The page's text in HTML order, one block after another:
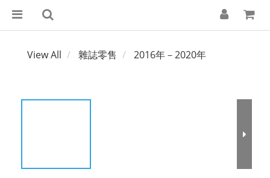
View All 雜誌零售 2016年－2020年